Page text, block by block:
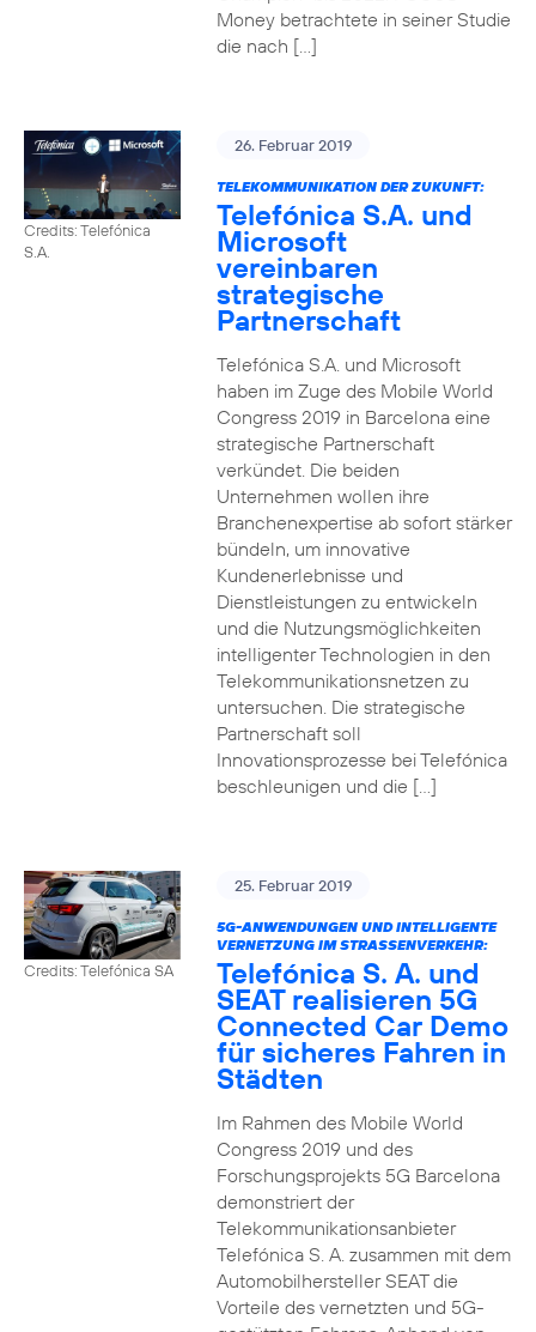
Money betrachtete in seiner Studie
die nach […]
Credits: Telefónica
S.A.
26. Februar 2019
TELEKOMMUNIKATION DER ZUKUNFT:
Telefónica S.A. und
Microsoft
vereinbaren
strategische
Partnerschaft
Telefónica S.A. und Microsoft
haben im Zuge des Mobile World
Congress 2019 in Barcelona eine
strategische Partnerschaft
verkündet. Die beiden
Unternehmen wollen ihre
Branchenexpertise ab sofort stärker
bündeln, um innovative
Kundenerlebnisse und
Dienstleistungen zu entwickeln
und die Nutzungsmöglichkeiten
intelligenter Technologien in den
Telekommunikationsnetzen zu
untersuchen. Die strategische
Partnerschaft soll
Innovationsprozesse bei Telefónica
beschleunigen und die […]
Credits: Telefónica SA
25. Februar 2019
5G-ANWENDUNGEN UND INTELLIGENTE
VERNETZUNG IM STRASSENVERKEHR:
Telefónica S. A. und
SEAT realisieren 5G
Connected Car Demo
für sicheres Fahren in
Städten
Im Rahmen des Mobile World
Congress 2019 und des
Forschungsprojekts 5G Barcelona
demonstriert der
Telekommunikationsanbieter
Telefónica S. A. zusammen mit dem
Automobilhersteller SEAT die
Vorteile des vernetzten und 5G-